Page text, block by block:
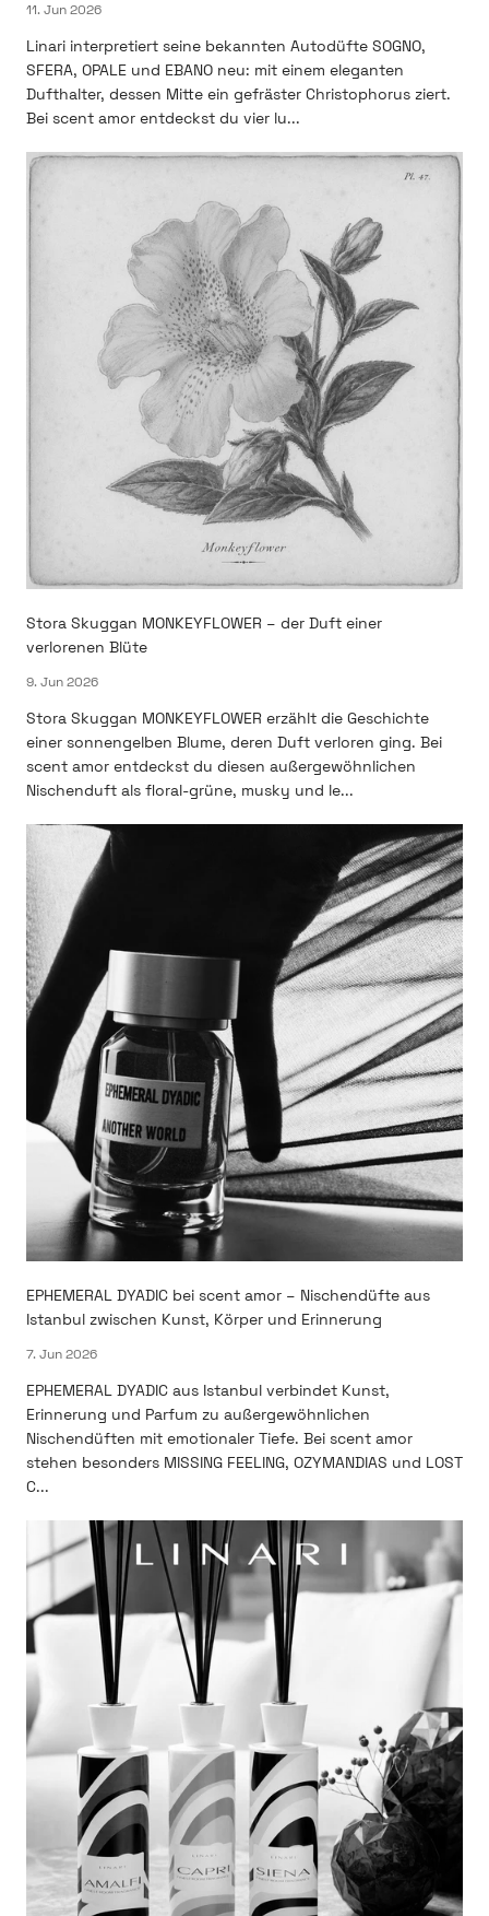
11. Jun 2026
Linari interpretiert seine bekannten Autodüfte SOGNO,
SFERA, OPALE und EBANO neu: mit einem eleganten
Dufthalter, dessen Mitte ein gefräster Christophorus ziert.
Bei scent amor entdeckst du vier lu...
Stora Skuggan MONKEYFLOWER – der Duft einer
verlorenen Blüte
9. Jun 2026
Stora Skuggan MONKEYFLOWER erzählt die Geschichte
einer sonnengelben Blume, deren Duft verloren ging. Bei
scent amor entdeckst du diesen außergewöhnlichen
Nischenduft als floral-grüne, musky und le...
EPHEMERAL DYADIC bei scent amor – Nischendüfte aus
Istanbul zwischen Kunst, Körper und Erinnerung
7. Jun 2026
EPHEMERAL DYADIC aus Istanbul verbindet Kunst,
Erinnerung und Parfum zu außergewöhnlichen
Nischendüften mit emotionaler Tiefe. Bei scent amor
stehen besonders MISSING FEELING, OZYMANDIAS und LOST
C...